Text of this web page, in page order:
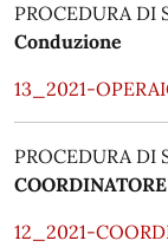
PROCEDURA DI
Conduzione
13_2021-
PROCEDURA DI
12_2021-